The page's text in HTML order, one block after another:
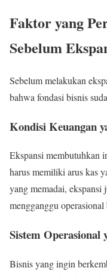
Faktor yang
Sebelum
Sebelum melakukan
bahwa fondasi bisnis
Kondisi Keuangan
Ekspansi membutuhkan
harus memiliki arus kas
yang memadai, ekspansi
mengganggu operasional
Sistem Operasional
Bisnis yang ingin